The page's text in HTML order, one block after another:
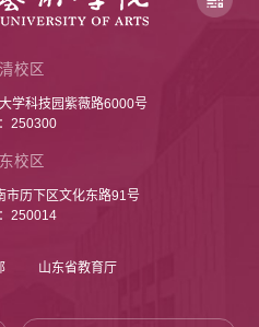
校区
学科技园紫薇路6000号
250300
校区
市历下区文化东路91号
250014
山东省教育厅